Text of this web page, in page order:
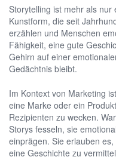
Storytelling ist mehr als nur
Kunstform, die seit
erzählen und Menschen
Fähigkeit, eine gute
Gehirn auf einer
Gedächtnis bleibt.
Im Kontext von Marketing
eine Marke oder ein
Rezipienten zu wecken.
Storys fesseln, sie
einprägen. Sie erlauben
eine Geschichte zu